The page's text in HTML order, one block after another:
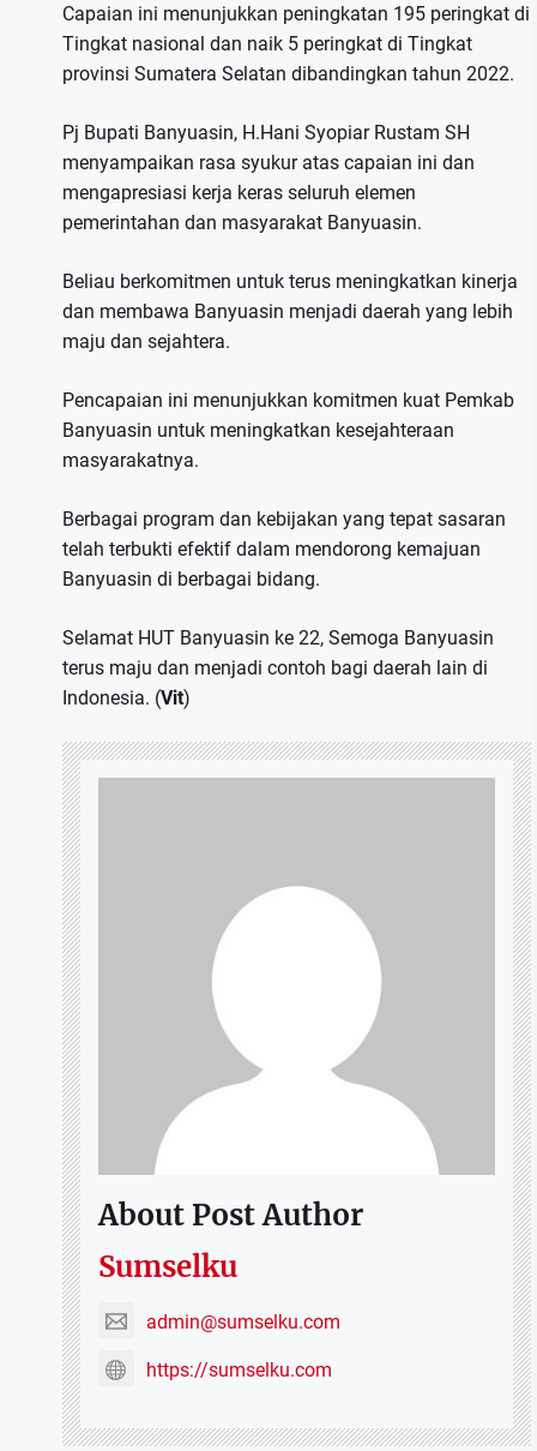
Capaian ini menunjukkan peningkatan 195 peringkat di
Tingkat nasional dan naik 5 peringkat di Tingkat
provinsi Sumatera Selatan dibandingkan tahun 2022.
Pj Bupati Banyuasin, H.Hani Syopiar Rustam SH
menyampaikan rasa syukur atas capaian ini dan
mengapresiasi kerja keras seluruh elemen
pemerintahan dan masyarakat Banyuasin.
Beliau berkomitmen untuk terus meningkatkan kinerja
dan membawa Banyuasin menjadi daerah yang lebih
maju dan sejahtera.
Pencapaian ini menunjukkan komitmen kuat Pemkab
Banyuasin untuk meningkatkan kesejahteraan
masyarakatnya.
Berbagai program dan kebijakan yang tepat sasaran
telah terbukti efektif dalam mendorong kemajuan
Banyuasin di berbagai bidang.
Selamat HUT Banyuasin ke 22, Semoga Banyuasin
terus maju dan menjadi contoh bagi daerah lain di
Indonesia. (Vit)
About Post Author
Sumselku
admin@sumselku.com
https://sumselku.com